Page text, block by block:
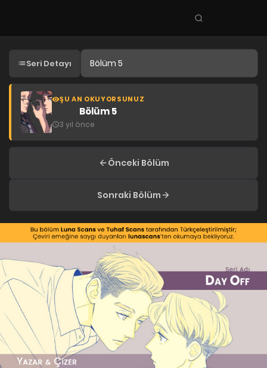
Seri
ara
KEŞFET
En Sevilenler
Trend Seriler
Tamamlanan Seriler
Planlanan Seriler
Yaoi
Yuri
Seri Detayı
ŞU AN OKUYORSUNUZ
Bölüm 5
3 yıl önce
Önceki Bölüm
Sonraki Bölüm